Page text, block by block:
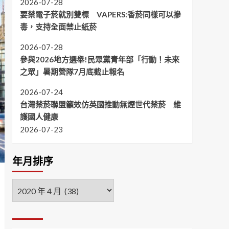
2026-07-28
要禁電子菸就別雙標 VAPERS:香菸同樣可以摻
毒，支持全面禁止紙菸
2026-07-28
參與2026地方選舉!民眾黨青年部「行動！未來
之眾」暑期營隊7月底截止報名
2026-07-24
台灣禁菸聯盟籲效仿英國推動無煙世代禁菸 維
護國人健康
2026-07-23
年月排序